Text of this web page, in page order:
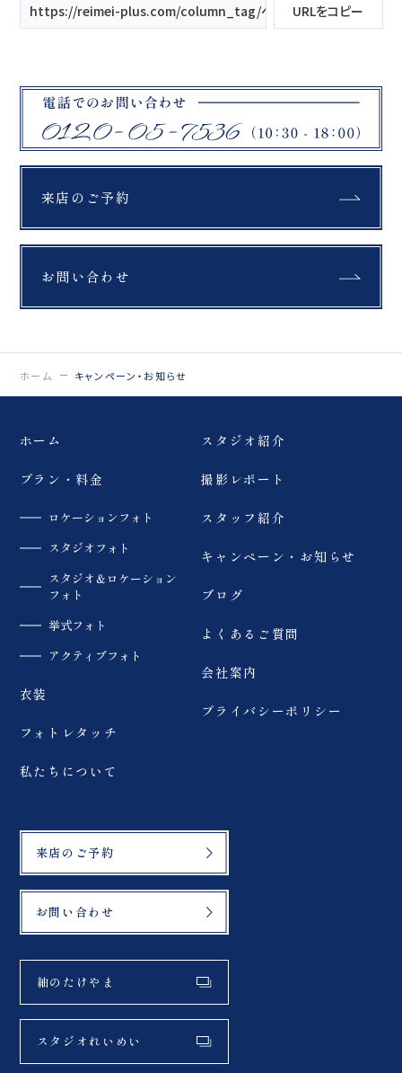
https://reimei-plus.com/column_tag/ペット撮影/URLをコピー
来店のご予約
お問い合わせ
ホーム キャンペーン・お知らせ
ホーム
プラン・料金
ロケーションフォト
スタジオフォト
スタジオ＆ロケーション
フォト
挙式フォト
アクティブフォト
衣装
フォトレタッチ
私たちについて
スタジオ紹介
撮影レポート
スタッフ紹介
キャンペーン・お知らせ
ブログ
よくあるご質問
会社案内
プライバシーポリシー
来店のご予約
お問い合わせ
紬のたけやま
スタジオれいめい